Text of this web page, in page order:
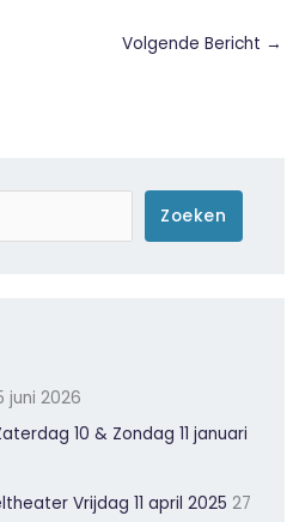
Volgende Bericht →
Zoeken
juni 2026
10 & Zondag 11 januari
Vrijdag 11 april 2025 27